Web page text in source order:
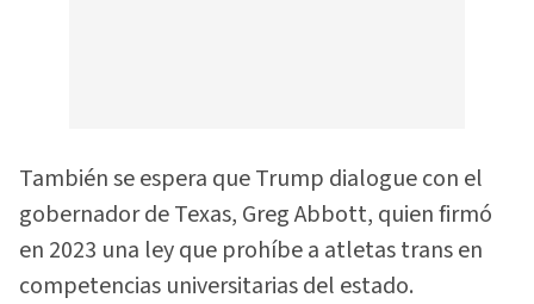
También se espera que Trump dialogue con el
gobernador de Texas, Greg Abbott, quien firmó
en 2023 una ley que prohíbe a atletas trans en
competencias universitarias del estado.